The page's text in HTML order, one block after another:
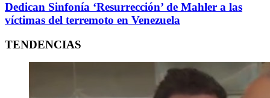
Dedican Sinfonía ‘Resurrección’ de Mahler a las
víctimas del terremoto en Venezuela
TENDENCIAS